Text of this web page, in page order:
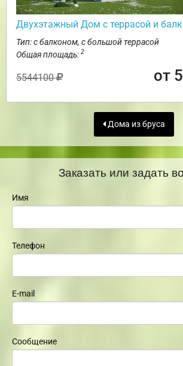
Двухэтажный Дом с террасой и
Тип: с балконом, с большой террасой
Общая площадь: 2
5544100 от
Дома из бруса
Заказать или задать
Имя
Телефон
E-mail
Сообщение